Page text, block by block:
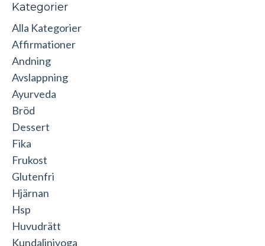
Kategorier
Alla Kategorier
Affirmationer
Andning
Avslappning
Ayurveda
Bröd
Dessert
Fika
Frukost
Glutenfri
Hjärnan
Hsp
Huvudrätt
Kundaliniyoga